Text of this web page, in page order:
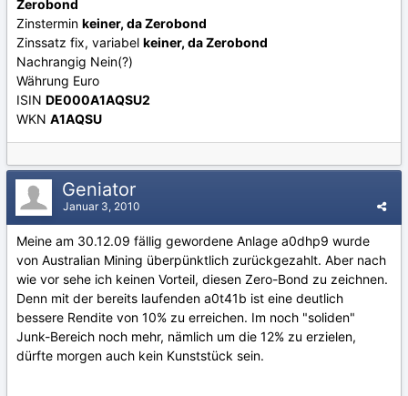
Zerobond
Zinstermin keiner, da Zerobond
Zinssatz fix, variabel keiner, da Zerobond
Nachrangig Nein(?)
Währung Euro
ISIN DE000A1AQSU2
WKN A1AQSU
Geniator
Januar 3, 2010
Meine am 30.12.09 fällig gewordene Anlage a0dhp9 wurde
von Australian Mining überpünktlich zurückgezahlt. Aber nach
wie vor sehe ich keinen Vorteil, diesen Zero-Bond zu zeichnen.
Denn mit der bereits laufenden a0t41b ist eine deutlich
bessere Rendite von 10% zu erreichen. Im noch "soliden"
Junk-Bereich noch mehr, nämlich um die 12% zu erzielen,
dürfte morgen auch kein Kunststück sein.